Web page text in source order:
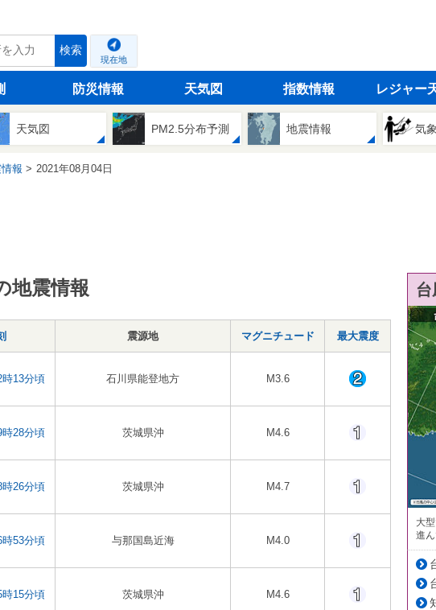
検索
現在地
防災情報 天気図 指数情報 レジャー
天気図 PM2.5分布予測 地震情報 気
報 2021年08月04日
地震情報
震源地 マグニチュード 最大震度
時13分頃 石川県能登地方 M3.6
時28分頃 茨城県沖 M4.6
時26分頃 茨城県沖 M4.7
時53分頃 与那国島近海 M4.0
時15分頃 茨城県沖 M4.6
大
進